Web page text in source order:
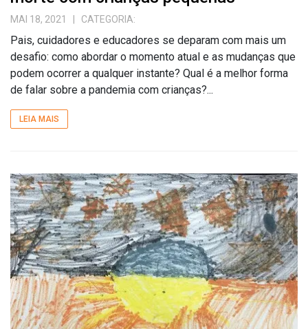
MAI 18, 2021 | CATEGORIA:
Pais, cuidadores e educadores se deparam com mais um
desafio: como abordar o momento atual e as mudanças que
podem ocorrer a qualquer instante? Qual é a melhor forma
de falar sobre a pandemia com crianças?...
LEIA MAIS